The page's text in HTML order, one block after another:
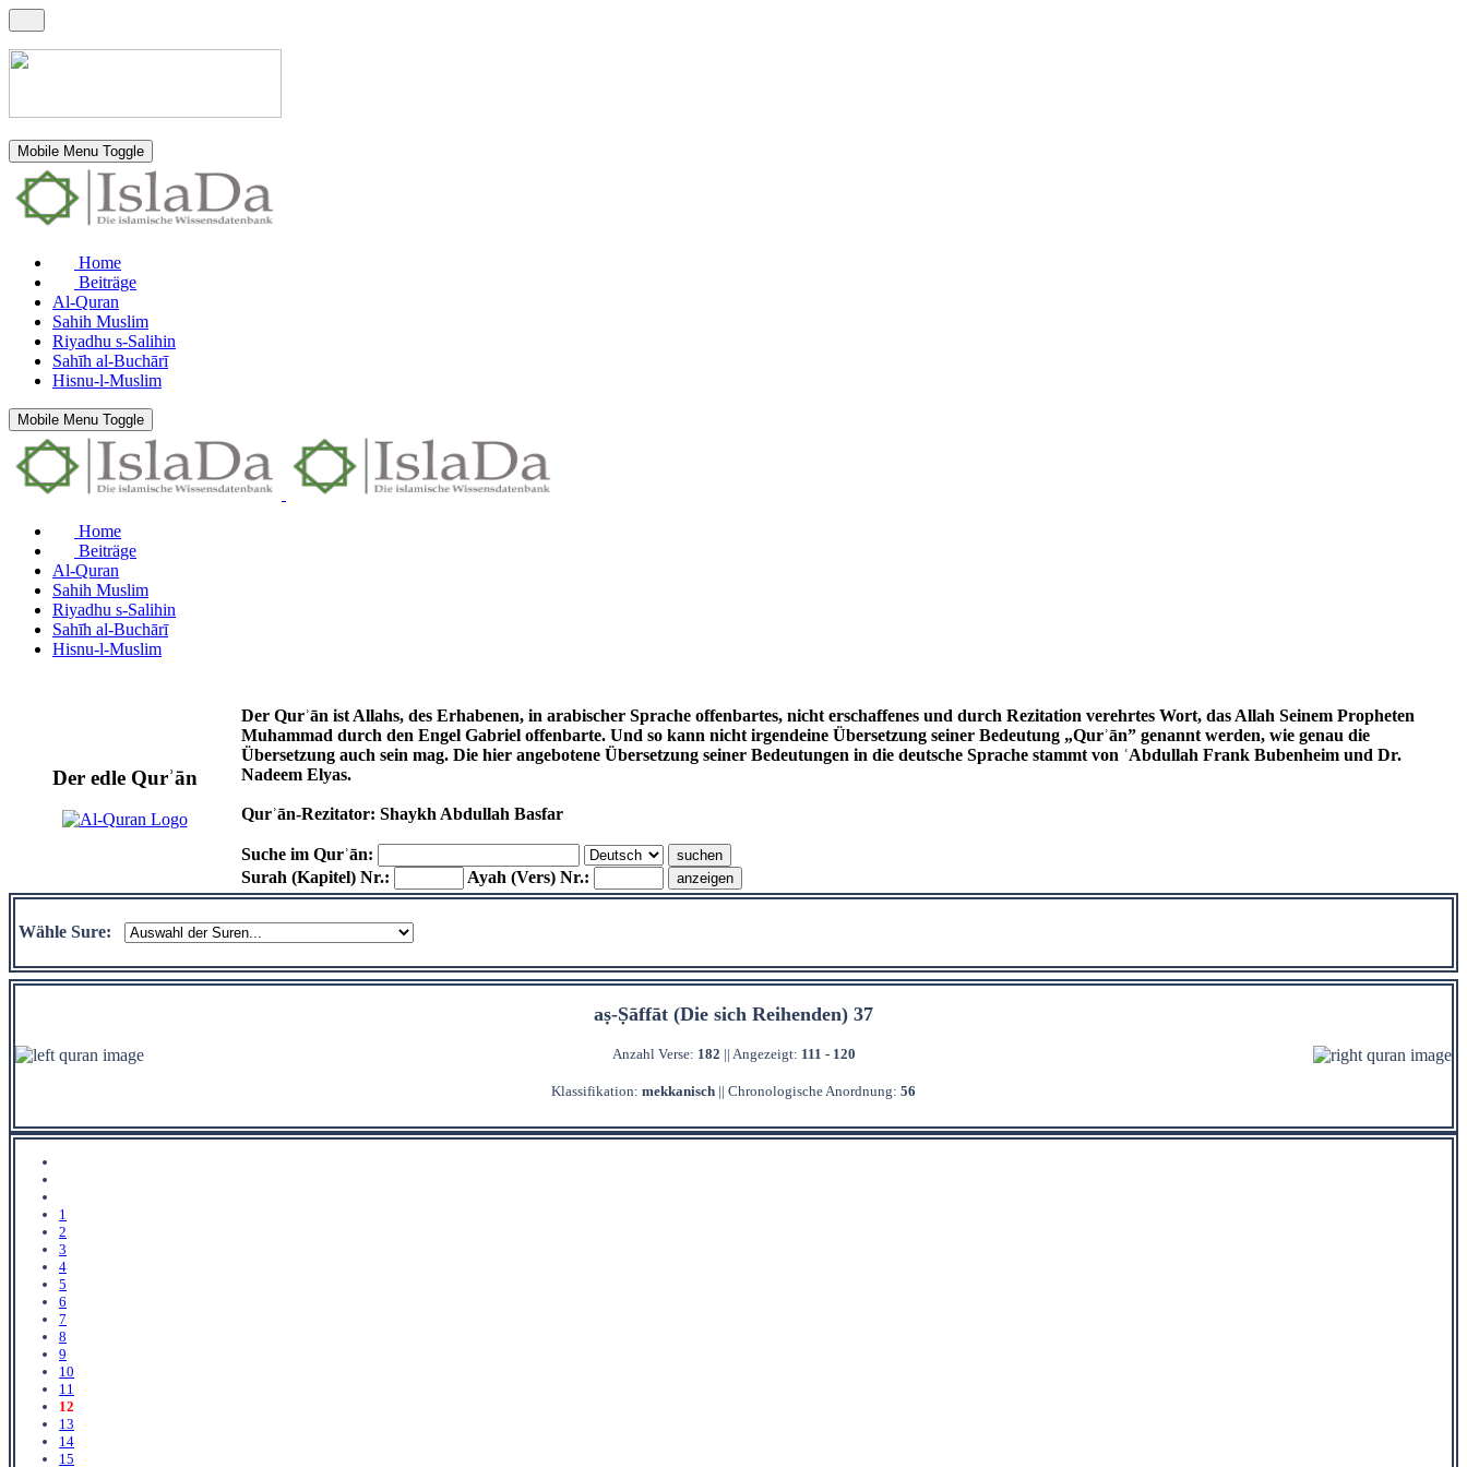
Mobile Menu Toggle
Home
Beiträge
Al-Quran
Sahih Muslim
Riyadhu s-Salihin
Sahīh al-Buchārī
Hisnu-l-Muslim
Mobile Menu Toggle
Home
Beiträge
Al-Quran
Sahih Muslim
Riyadhu s-Salihin
Sahīh al-Buchārī
Hisnu-l-Muslim
Der edle Qurʾān
Der Qurʾān ist Allahs, des Erhabenen, in arabischer Sprache offenbartes, nicht erschaffenes und durch Rezitation verehrtes Wort, das Allah Seinem Propheten
Muhammad durch den Engel Gabriel offenbarte. Und so kann nicht irgendeine Übersetzung seiner Bedeutung „Qurʾān” genannt werden, wie genau die
Übersetzung auch sein mag. Die hier angebotene Übersetzung seiner Bedeutungen in die deutsche Sprache stammt von ʿAbdullah Frank Bubenheim und Dr.
Nadeem Elyas.
Qurʾān-Rezitator: Shaykh Abdullah Basfar
Suche im Qurʾān:
Surah (Kapitel) Nr.:
Ayah (Vers) Nr.:
Wähle Sure:
aṣ-Ṣāffāt (Die sich Reihenden) 37
Anzahl Verse: 182 || Angezeigt: 111 - 120
Klassifikation: mekkanisch || Chronologische Anordnung: 56
1
2
3
4
5
6
7
8
9
10
11
12
13
14
15